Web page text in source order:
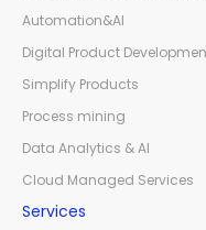
Automation&AI
Digital Product
Simplify Products
Process mining
Data Analytics & AI
Cloud Managed Services
Services